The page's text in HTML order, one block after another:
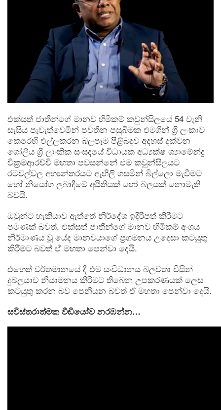
එක්සත් ජාතීන්ගේ මානව හිමිකම් කවුන්සිලයේ 54 වැනි
සැසිය පැවැත්වෙමින් පවතින පසුබිමක එමගින් ශ්‍රී ලංකාව
කෙරෙහි එල්ලකරන බලපෑම පිළිබඳව අදහස් දක්වන
ගෝලීය ශ්‍රී ලාංකික සංසදයේ විධායක අධ්‍යක්ෂ ශ්‍යාමේන්ද්‍ර
වික්‍රමආරච්චි මහතා පවසන්නේ එම කවුන්සිලයට
රටවල්වල අභ්‍යන්තරයට ඇඟිලි ගසමින් බිල්ලො මැවීමට
හෝ නියෝග ලබාදීමේ අයිතියක් හෝ බලයක් නොමැති
බවයි.
ඔවුන්ට හැකියාව ඇත්තේ නිර්දේශ ඉදිරිපත් කිරීමට
පමණක් බවත්, එක්සත් ජාතීන්ගේ මානව හිමිකම් අංශය
නිර්මාණය වූ යේද මානවයාගේ ප්‍රගමනය උදෙසා කටයුතු
කිරීමට බවත් ඒ මහතා පෙන්වා දෙයි.
එහෙත් වර්තමානයේ දී එම සංවිධානය බලවතා විසින්
දුබලයාව නියාමනය කිරීමට තිබෙන උපකරණයක් ලෙස
කටයුතු කරන බව පෙනීයන බවත් ඒ මහතා පෙන්වා දෙයි.
සවිස්තරාත්මක වීඩියෝව නරඹන්න…